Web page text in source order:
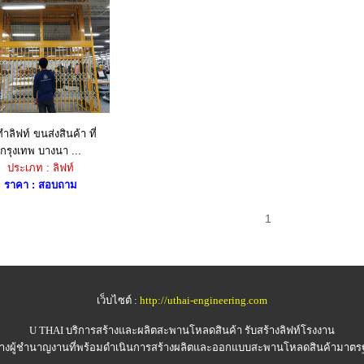
ำลิฟท์ ขนส่งสินค้า ที่
กรุงเทพ บางนา ...
ประเภท : ลิฟท์
ราคา : สอบถาม
1
เว็บไซต์ : http://uthai-engineering.com
U THAI บริการสร้างและผลิตสะพานโหลดสินค้า รับสร้างลิฟท์โรงงาน
งผู้ชำนาญงานที่พร้อมดำเนินการสร้างผลิตและออกแบบสะพานโหลดสินค้ามาตร